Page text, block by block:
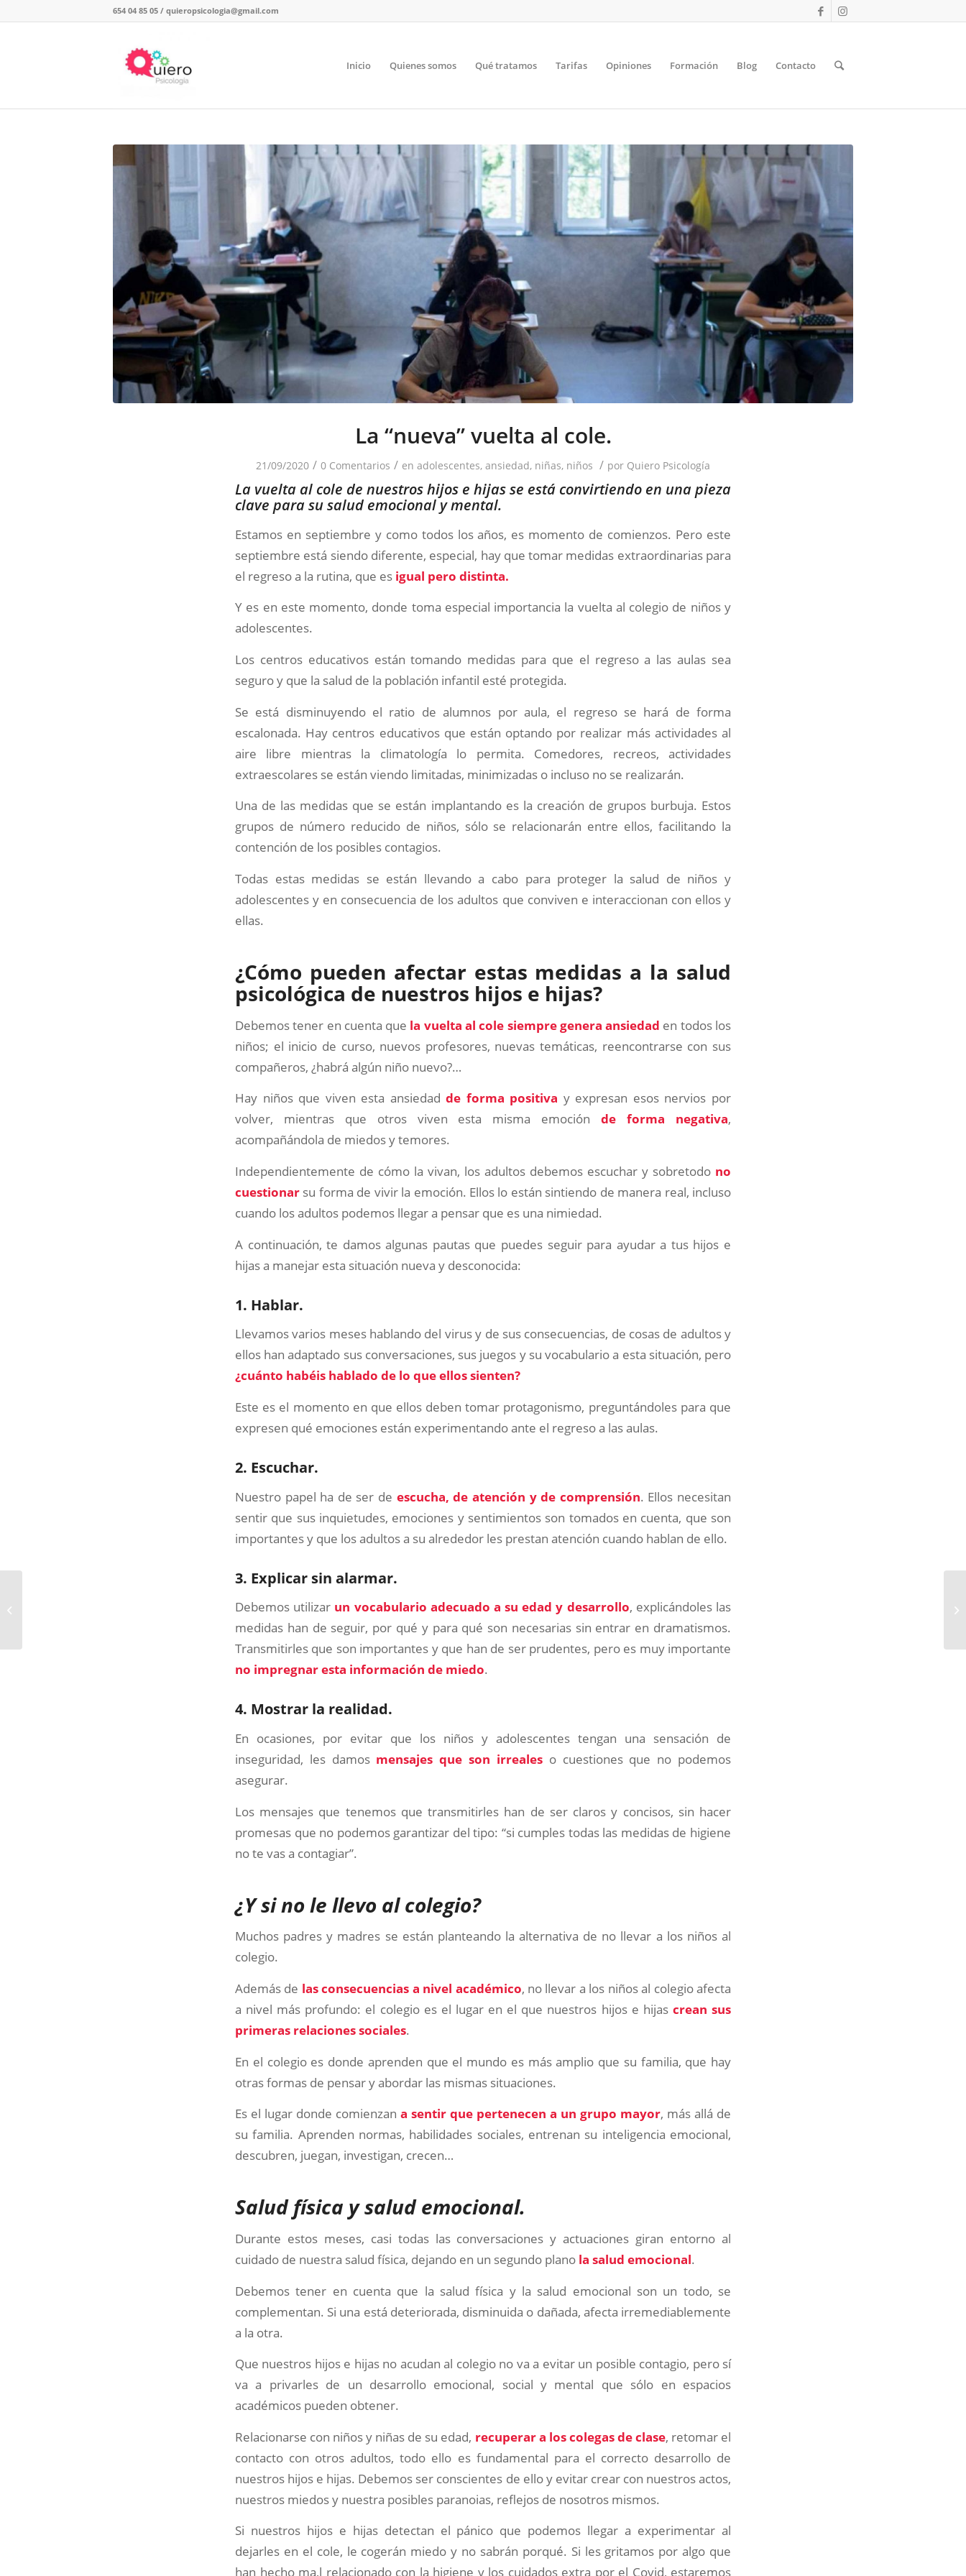
654 04 85 05 / quieropsicologia@gmail.com
Inicio Quienes somos Qué tratamos Tarifas Opiniones Formación Blog Contacto
La “nueva” vuelta al cole.
21/09/2020 / 0 Comentarios / en adolescentes, ansiedad, niñas, niños / por Quiero Psicología
La vuelta al cole de nuestros hijos e hijas se está convirtiendo en una pieza
clave para su salud emocional y mental.
Estamos en septiembre y como todos los años, es momento de comienzos. Pero este
septiembre está siendo diferente, especial, hay que tomar medidas extraordinarias para
el regreso a la rutina, que es igual pero distinta.
Y es en este momento, donde toma especial importancia la vuelta al colegio de niños y
adolescentes.
Los centros educativos están tomando medidas para que el regreso a las aulas sea
seguro y que la salud de la población infantil esté protegida.
Se está disminuyendo el ratio de alumnos por aula, el regreso se hará de forma
escalonada. Hay centros educativos que están optando por realizar más actividades al
aire libre mientras la climatología lo permita. Comedores, recreos, actividades
extraescolares se están viendo limitadas, minimizadas o incluso no se realizarán.
Una de las medidas que se están implantando es la creación de grupos burbuja. Estos
grupos de número reducido de niños, sólo se relacionarán entre ellos, facilitando la
contención de los posibles contagios.
Todas estas medidas se están llevando a cabo para proteger la salud de niños y
adolescentes y en consecuencia de los adultos que conviven e interaccionan con ellos y
ellas.
¿Cómo pueden afectar estas medidas a la salud
psicológica de nuestros hijos e hijas?
Debemos tener en cuenta que la vuelta al cole siempre genera ansiedad en todos los
niños; el inicio de curso, nuevos profesores, nuevas temáticas, reencontrarse con sus
compañeros, ¿habrá algún niño nuevo?…
Hay niños que viven esta ansiedadde forma positiva y expresan esos nervios por
volver, mientras que otros viven esta misma emociónde forma negativa,
acompañándola de miedos y temores.
Independientemente de cómo la vivan, los adultos debemos escuchar y sobretodo no
cuestionar su forma de vivir la emoción. Ellos lo están sintiendo de manera real, incluso
cuando los adultos podemos llegar a pensar que es una nimiedad.
A continuación, te damos algunas pautas que puedes seguir para ayudar a tus hijos e
hijas a manejar esta situación nueva y desconocida:
1. Hablar.
Llevamos varios meses hablando del virus y de sus consecuencias, de cosas de adultos y
ellos han adaptado sus conversaciones, sus juegos y su vocabulario a esta situación, pero
¿cuánto habéis hablado de lo que ellos sienten?
Este es el momento en que ellos deben tomar protagonismo, preguntándoles para que
expresen qué emociones están experimentando ante el regreso a las aulas.
2. Escuchar.
Nuestro papel ha de ser de escucha, de atención y de comprensión. Ellos necesitan
sentir que sus inquietudes, emociones y sentimientos son tomados en cuenta, que son
importantes y que los adultos a su alrededor les prestan atención cuando hablan de ello.
3. Explicar sin alarmar.
Debemos utilizar un vocabulario adecuado a su edad y desarrollo, explicándoles las
medidas han de seguir, por qué y para qué son necesarias sin entrar en dramatismos.
Transmitirles que son importantes y que han de ser prudentes, pero es muy importante
no impregnar esta información de miedo.
4. Mostrar la realidad.
En ocasiones, por evitar que los niños y adolescentes tengan una sensación de
inseguridad, les damos mensajes que son irrealeso cuestiones que no podemos
asegurar.
Los mensajes que tenemos que transmitirles han de ser claros y concisos, sin hacer
promesas que no podemos garantizar del tipo: “si cumples todas las medidas de higiene
no te vas a contagiar”.
¿Y si no le llevo al colegio?
Muchos padres y madres se están planteando la alternativa de no llevar a los niños al
colegio.
Además de las consecuencias a nivel académico, no llevar a los niños al colegio afecta
a nivel más profundo: el colegio es el lugar en el que nuestros hijos e hijas crean sus
primeras relaciones sociales.
En el colegio es donde aprenden que el mundo es más amplio que su familia, que hay
otras formas de pensar y abordar las mismas situaciones.
Es el lugar donde comienzan a sentir que pertenecen a un grupo mayor, más allá de
su familia. Aprenden normas, habilidades sociales, entrenan su inteligencia emocional,
descubren, juegan, investigan, crecen…
Salud física y salud emocional.
Durante estos meses, casi todas las conversaciones y actuaciones giran entorno al
cuidado de nuestra salud física, dejando en un segundo plano la salud emocional.
Debemos tener en cuenta que la salud física y la salud emocional son un todo, se
complementan. Si una está deteriorada, disminuida o dañada, afecta irremediablemente
a la otra.
Que nuestros hijos e hijas no acudan al colegio no va a evitar un posible contagio, pero sí
va a privarles de un desarrollo emocional, social y mental que sólo en espacios
académicos pueden obtener.
Relacionarse con niños y niñas de su edad, recuperar a los colegas de clase, retomar el
contacto con otros adultos, todo ello es fundamental para el correcto desarrollo de
nuestros hijos e hijas. Debemos ser conscientes de ello y evitar crear con nuestros actos,
nuestros miedos y nuestra posibles paranoias, reflejos de nosotros mismos.
Si nuestros hijos e hijas detectan el pánico que podemos llegar a experimentar al
dejarles en el cole, le cogerán miedo y no sabrán porqué. Si les gritamos por algo que
han hecho ma,l relacionado con la higiene y los cuidados extra por el Covid, estaremos